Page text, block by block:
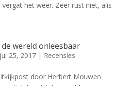
het weer. Zeer rust niet, alis
de wereld onleesbaar
jul 25, 2017| Recensies
door Herbert Mouwen